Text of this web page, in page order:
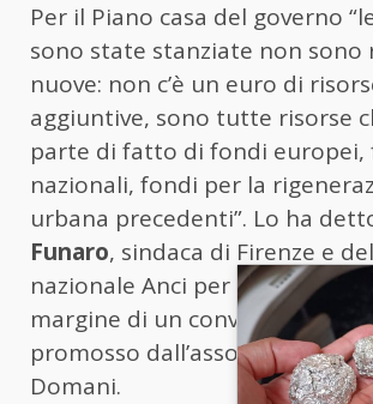
Per il Piano casa del governo
sono state stanziate non sono
nuove: non c’è un euro di
aggiuntive, sono tutte risorse
parte di fatto di fondi europei,
nazionali, fondi per la
urbana precedenti”. Lo ha
Funaro, sindaca di Firenze e
nazionale Anci per le politiche
margine di un convegno sul
promosso dall’associazione
Domani.